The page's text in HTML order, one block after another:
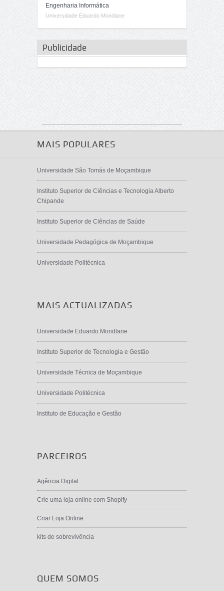
Engenharia Informática
Universidade Eduardo Mondlane
Publicidade
MAIS POPULARES
Universidade São Tomás de Moçambique
Instituto Superior de Ciências e Tecnologia Alberto
Chipande
Instituto Superior de Ciências de Saúde
Universidade Pedagógica de Moçambique
Universidade Politécnica
MAIS ACTUALIZADAS
Universidade Eduardo Mondlane
Instituto Superior de Tecnologia e Gestão
Universidade Técnica de Moçambique
Universidade Politécnica
Instituto de Educação e Gestão
PARCEIROS
Agência Digital
Crie uma loja online com Shopify
Criar Loja Online
kits de sobrevivência
QUEM SOMOS